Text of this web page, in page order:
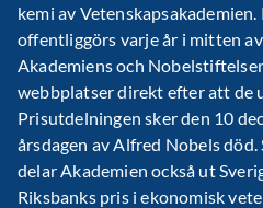
kemi av
offentliggörs varje år i mitten
Akademiens och
webbplatser direkt efter att de
Prisutdelningen sker den 10
årsdagen av Alfred Nobels död.
delar Akademien också ut
Riksbanks pris i ekonomisk